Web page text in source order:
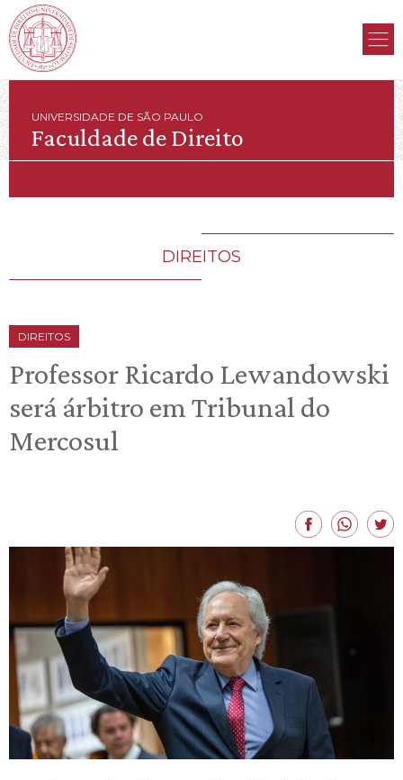
UNIVERSIDADE DE SÃO PAULO
Faculdade de Direito
DIREITOS
DIREITOS
Professor Ricardo Lewandowski
será árbitro em Tribunal do
Mercosul